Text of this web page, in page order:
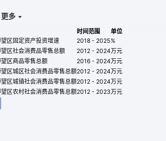
更多
时间范围
单位
区固定资产投资增速
2018 - 2025%
区社会消费品零售总额
2012 - 2024万元
区商品零售总额
2016 - 2024万元
区城区社会消费品零售总额2012 - 2024万元
区城镇社会消费品零售总额2012 - 2024万元
区农村社会消费品零售总额2012 - 2023万元